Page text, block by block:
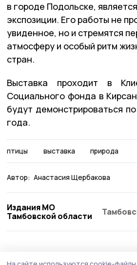
в городе Подольске,
экспозиции. Его работы не
увиденное, но и стремятся
атмосферу и особый ритм
стран.
Выставка проходит в
Социального фонда в
будут демонстрироваться
года.
птицы выставка природа
Автор: Анастасия Щербакова
Издания МО
Тамбовской области